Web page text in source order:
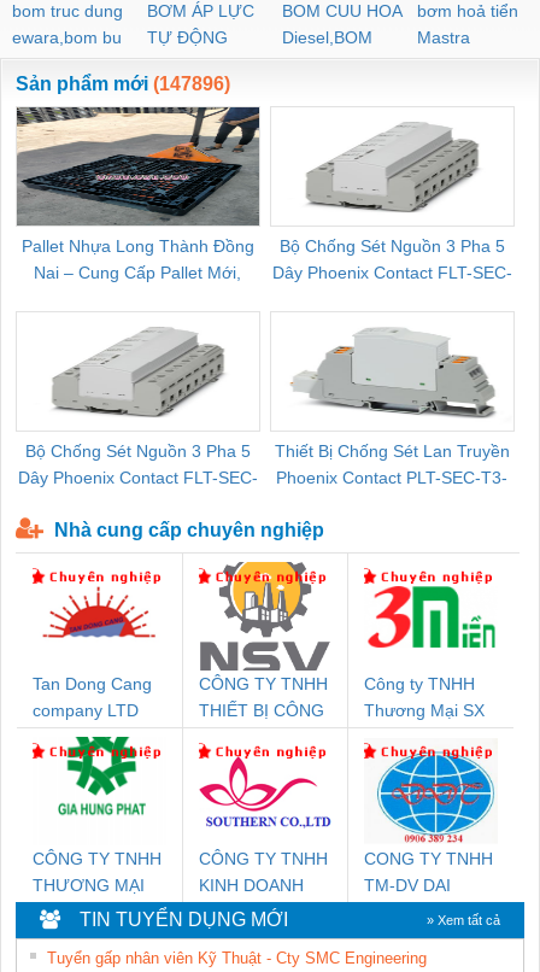
bom truc dung
ewara,bom bu
ewara
BƠM ÁP LỰC
TỰ ĐỘNG
BOM CUU HOA
Diesel,BOM
CHUA CHAY
bơm hoả tiển
Mastra
Sản phẩm mới (147896)
Pallet Nhựa Long Thành Đồng
Nai – Cung Cấp Pallet Mới,
Bộ Chống Sét Nguồn 3 Pha 5
Dây Phoenix Contact FLT-SEC-
Bộ Chống Sét Nguồn 3 Pha 5
Dây Phoenix Contact FLT-SEC-
Thiết Bị Chống Sét Lan Truyền
Phoenix Contact PLT-SEC-T3-
Nhà cung cấp chuyên nghiệp
Tan Dong Cang
company LTD
CÔNG TY TNHH
THIẾT BỊ CÔNG
SETSUBI VIỆT
NAM
Công ty TNHH
Thương Mại SX
CÔNG TY TNHH
THƯƠNG MẠI
DỊCH VỤ KỸ
THUẬT ĐIỆN CƠ
GIA HƯNG PHÁT
CÔNG TY TNHH
KINH DOANH
DỊCH VỤ XNK
PHƯƠNG NAM
CONG TY TNHH
TM-DV DAI
DONG THANH
TIN TUYỂN DỤNG MỚI » Xem tất cả
Tuyển gấp nhân viên Kỹ Thuật - Cty SMC Engineering